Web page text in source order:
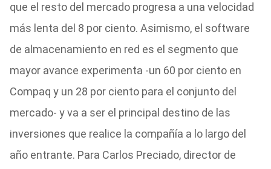
que el resto del mercado progresa a una velocidad
más lenta del 8 por ciento. Asimismo, el software
de almacenamiento en red es el segmento que
mayor avance experimenta -un 60 por ciento en
Compaq y un 28 por ciento para el conjunto del
mercado- y va a ser el principal destino de las
inversiones que realice la compañía a lo largo del
año entrante. Para Carlos Preciado, director de